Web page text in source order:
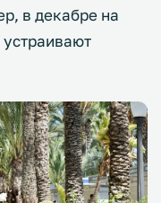
в декабре на